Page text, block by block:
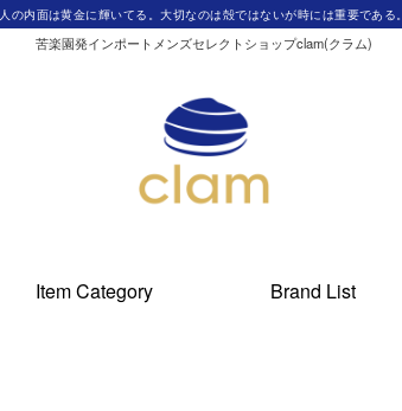
人の内面は黄金に輝いてる。大切なのは殻ではないが時には重要である。
苦楽園発インポートメンズセレクトショップclam(クラム)
Item Category Brand List